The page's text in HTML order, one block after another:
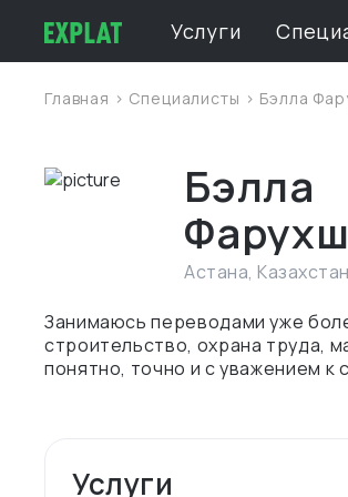
Услуги
Главная > Специалисты > Бэлла
Бэлла
Астана, Казахстан
Занимаюсь переводами уже
строительство, охрана труда,
понятно, точно и с уважением к
Услуги